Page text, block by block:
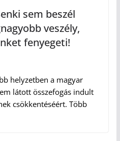
sem beszél
veszély,
fenyegeti!
helyzetben a magyar
látott összefogás indult
csökkentéséért. Több